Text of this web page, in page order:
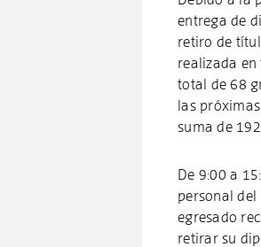
entrega de
retiro de
realizada
total de 68
las
suma de
De 9:00 a
personal del
egresado
retirar su